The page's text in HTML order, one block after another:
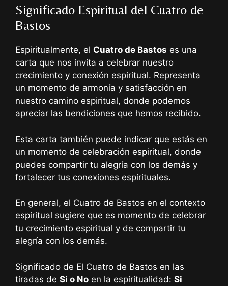
Significado Espiritual del Cuatro de
Bastos
Espiritualmente, el Cuatro de Bastos es una
carta que nos invita a celebrar nuestro
crecimiento y conexión espiritual. Representa
un momento de armonía y satisfacción en
nuestro camino espiritual, donde podemos
apreciar las bendiciones que hemos recibido.
Esta carta también puede indicar que estás en
un momento de celebración espiritual, donde
puedes compartir tu alegría con los demás y
fortalecer tus conexiones espirituales.
En general, el Cuatro de Bastos en el contexto
espiritual sugiere que es momento de celebrar
tu crecimiento espiritual y de compartir tu
alegría con los demás.
Significado de El Cuatro de Bastos en las
tiradas de Si o No en la espiritualidad: Si